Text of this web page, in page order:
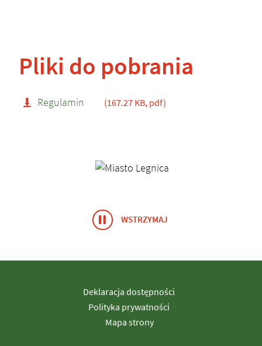
Pliki do pobrania
Regulamin (167.27 KB, pdf)
Banery/Logo
WSTRZYMAJ
Deklaracja dostępności
Polityka prywatności
Mapa strony